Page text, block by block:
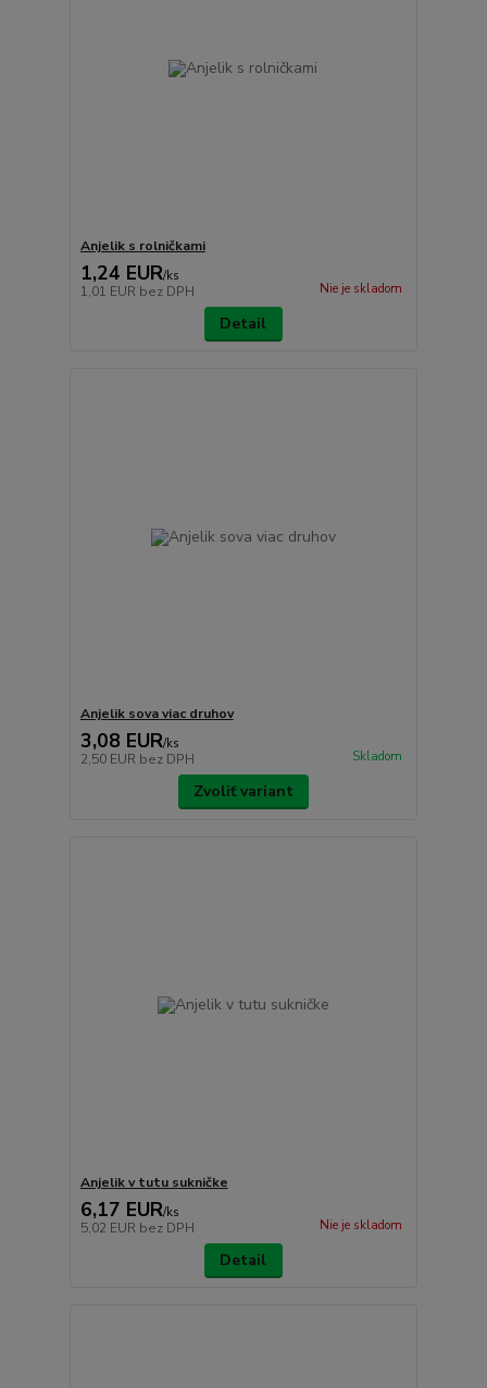
Anjelik s rolničkami
1,24 EUR/ks
1,01 EUR bez DPH Nie je skladom
Detail
Anjelik sova viac druhov
3,08 EUR/ks
2,50 EUR bez DPH Skladom
Zvoliť variant
Anjelik v tutu sukničke
6,17 EUR/ks
5,02 EUR bez DPH Nie je skladom
Detail